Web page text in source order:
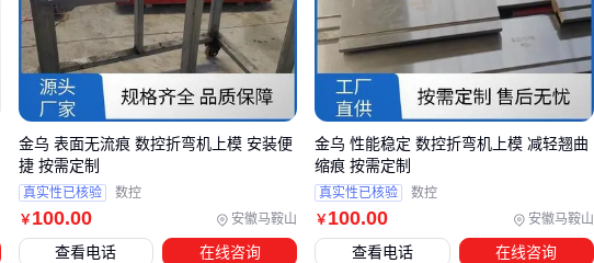
多工位模具需兼顾各站位的压力均衡
例如铝合金冲压若使用普通钢板垫板，可能因硬度不匹配导致
模具型面逐渐塌陷；而玻纤增强垫板在高温注塑场景下则可能
出现热变形。
评估垫板适配性时，应同步考虑机床吨位、生产节拍和材料流
动性这些常被忽视的关联因素。
三、如何根据模具类型匹配上模垫板？
￥ 100.00 安徽马鞍山
金乌 表面无流痕 数控折弯机上模 安装便
捷 按需定制
真实性已核验 数控
查看电话 在线咨询
￥ 100.00 安徽马鞍山
金乌 性能稳定 数控折弯机上模 减轻翘曲
缩痕 按需定制
真实性已核验 数控
查看电话 在线咨询